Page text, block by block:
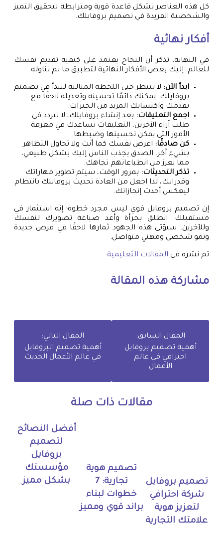
كل هذه العناصر تشكل قاعدة قوية ومترابطة لتحقيق التميز
والشخصية الفريدة في تصميم بروفايلك.
أفكار نهائية
في النهاية، تذكر أن النجاح يعتمد على كيفية تقديم نفسك
للعالم. إليك بعض الأفكار النهائية لتطبيق ما تم تناوله:
ابدأ الآن: لا تنتظر حتى اللحظة المثالية لتبدأ في تصميم
بروفايلك. يمكنك دائمًا تحسينه وتعديله لاحقًا مع
تقدمك واكتسابك المزيد من الخبرات.
اجمع التعليقات: بعد إنشاء بروفايلك، لا تتردد في
طلب آراء الآخرين. التعليقات تساعدك في معرفة
الأمور التي يمكن تحسينها وضبطها.
كن صادقًا: اعرض نفسك كما أنت ولا تحاول التظاهر
بشيء آخر. الصدق يجذب الناس إليك بشكل طبيعي،
مما يعزز من انطباعاتهم تجاهك.
تذكر التحديثات: بمرور الوقت، سيتم تطوير مهاراتك
وقدراتك، لذا اجعل من العادة تحديث بروفايلك بانتظام
ليعكس أحدث إنجازاتك.
إن تصميم بروفايل قوي ليس مجرد خطوة؛ إنه استثمار في
مستقبلك. انطلق بجرأة وأعد صياغة تصويرك لنفسك
وللآخرين. ستؤتي هذه الجهود ثمارها لاحقًا في فرص جديدة
ونمو شخصي ومهني متواصل.
تم نشره في المقالات التعليمية
مشاركة هذه المقالة
المقال السابق:
أهمية تصميم بروفايل
احترافي في عالم
الأعمال
المقال التالي:
أهمية تصميم البروفايل
في عالم الأعمال الحديث
مقالات ذات صلة
تصميم بروفايل
شركة احترافي
لتعزيز هوية
علامتك التجارية
تصميم هوية
تجارية: 7
خطوات لبناء
براند قوي ومميز
أفضل النصائح
لتصميم
بروفايل
مؤسستك
بشكل مميز